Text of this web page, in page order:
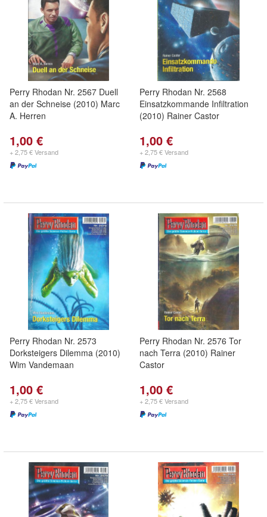
Perry Rhodan Nr. 2567 Duell
an der Schneise (2010) Marc
A. Herren
1,00 €
+ 2,75 € Versand
Perry Rhodan Nr. 2568
Einsatzkommande Infiltration
(2010) Rainer Castor
1,00 €
+ 2,75 € Versand
Perry Rhodan Nr. 2573
Dorksteigers Dilemma (2010)
Wim Vandemaan
1,00 €
+ 2,75 € Versand
Perry Rhodan Nr. 2576 Tor
nach Terra (2010) Rainer
Castor
1,00 €
+ 2,75 € Versand